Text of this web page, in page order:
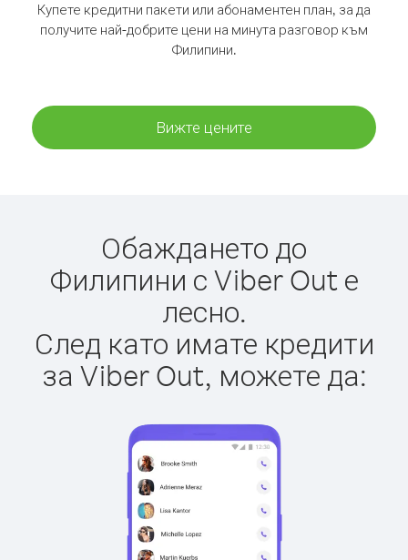
Купете кредитни пакети или абонаментен план, за да
получите най-добрите цени на минута разговор към
Филипини.
Вижте цените
Обаждането до
Филипини с Viber Out е
лесно.
След като имате кредити
за Viber Out, можете да: